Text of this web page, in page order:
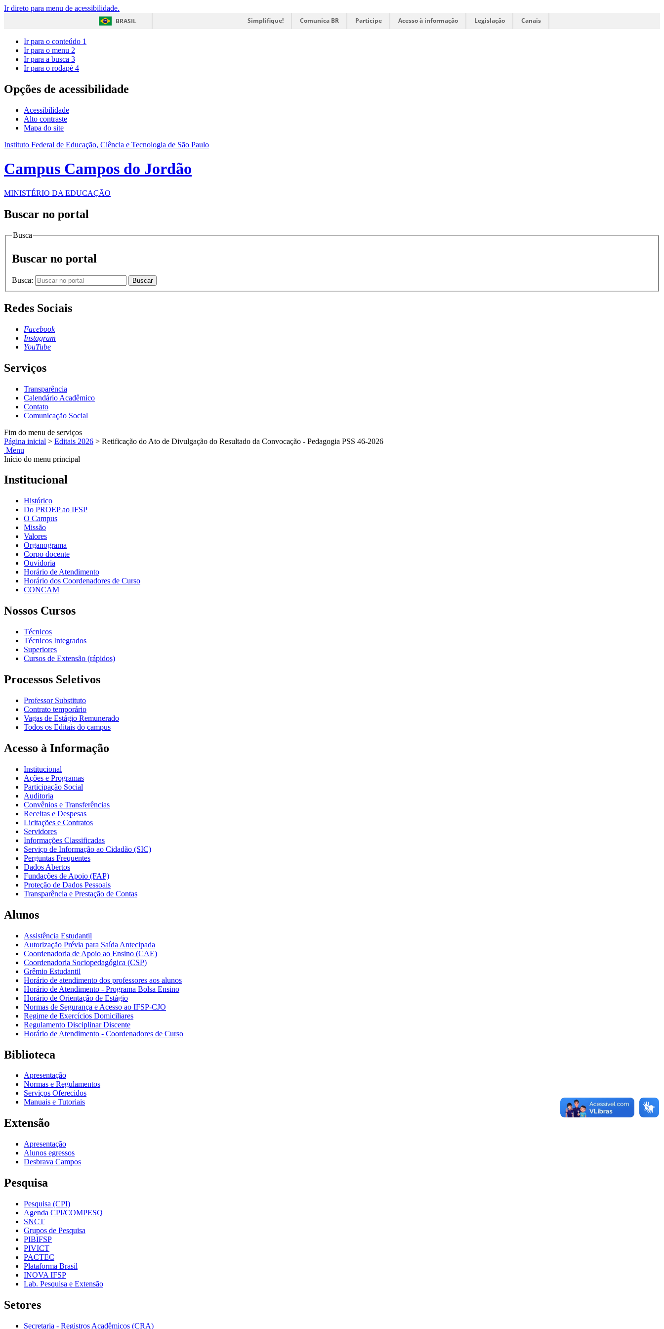
Ir direto para menu de acessibilidade.
BRASIL
Simplifique! Comunica BR Participe Acesso à informação Legislação Canais
Ir para o conteúdo 1
Ir para o menu 2
Ir para a busca 3
Ir para o rodapé 4
Opções de acessibilidade
Acessibilidade
Alto contraste
Mapa do site
Instituto Federal de Educação, Ciência e Tecnologia de São Paulo
Campus Campos do Jordão
MINISTÉRIO DA EDUCAÇÃO
Buscar no portal
Busca
Buscar no portal
Busca: Buscar
Redes Sociais
Facebook
Instagram
YouTube
Serviços
Transparência
Calendário Acadêmico
Contato
Comunicação Social
Fim do menu de serviços
Página inicial > Editais 2026 > Retificação do Ato de Divulgação do Resultado da Convocação - Pedagogia PSS 46-2026
Menu
Início do menu principal
Institucional
Histórico
Do PROEP ao IFSP
O Campus
Missão
Valores
Organograma
Corpo docente
Ouvidoria
Horário de Atendimento
Horário dos Coordenadores de Curso
CONCAM
Nossos Cursos
Técnicos
Técnicos Integrados
Superiores
Cursos de Extensão (rápidos)
Processos Seletivos
Professor Substituto
Contrato temporário
Vagas de Estágio Remunerado
Todos os Editais do campus
Acesso à Informação
Institucional
Ações e Programas
Participação Social
Auditoria
Convênios e Transferências
Receitas e Despesas
Licitações e Contratos
Servidores
Informações Classificadas
Serviço de Informação ao Cidadão (SIC)
Perguntas Frequentes
Dados Abertos
Fundações de Apoio (FAP)
Proteção de Dados Pessoais
Transparência e Prestação de Contas
Alunos
Assistência Estudantil
Autorização Prévia para Saída Antecipada
Coordenadoria de Apoio ao Ensino (CAE)
Coordenadoria Sociopedagógica (CSP)
Grêmio Estudantil
Horário de atendimento dos professores aos alunos
Horário de Atendimento - Programa Bolsa Ensino
Horário de Orientação de Estágio
Normas de Segurança e Acesso ao IFSP-CJO
Regime de Exercícios Domiciliares
Regulamento Disciplinar Discente
Horário de Atendimento - Coordenadores de Curso
Biblioteca
Apresentação
Normas e Regulamentos
Serviços Oferecidos
Manuais e Tutoriais
Extensão
Apresentação
Alunos egressos
Desbrava Campos
Pesquisa
Pesquisa (CPI)
Agenda CPI/COMPESQ
SNCT
Grupos de Pesquisa
PIBIFSP
PIVICT
PACTEC
Plataforma Brasil
INOVA IFSP
Lab. Pesquisa e Extensão
Setores
Secretaria - Registros Acadêmicos (CRA)